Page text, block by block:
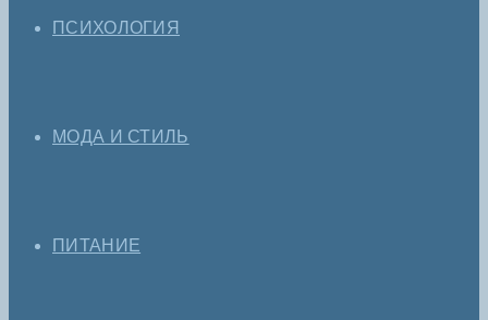
ПСИХОЛОГИЯ
МОДА И СТИЛЬ
ПИТАНИЕ